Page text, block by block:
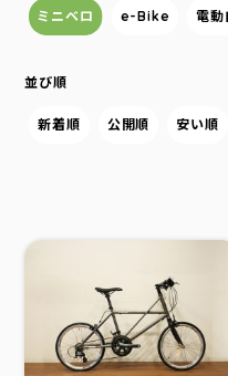
ミニベロ e-Bike 電動
並び順
新着順 公開順 安い順